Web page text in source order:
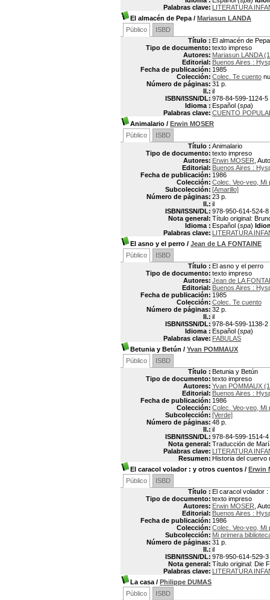
Palabras clave: LITERATURA
El almacén de Pepa / Mariasun LANDA
Público
ISBD
Título : El almacén de Pepa
Tipo de documento: texto impreso
Autores: Mariasun LANDA
Editorial: Buenos Aires :
Fecha de publicación: 1985
Colección: Colec. Te cuento
Número de páginas: 31 p.
Il.: il
ISBN/ISSN/DL: 978-84-599-1124-5
Idioma : Español (spa)
Palabras clave: CUENTO
Animalario / Erwin MOSER
Público
ISBD
Título : Animalario
Tipo de documento: texto impreso
Autores: Erwin MOSER ,
Editorial: Buenos Aires :
Fecha de publicación: 1986
Colección: Colec. Veo-veo, Mi
Subcolección: [Amarillo]
Número de páginas: 23 p.
Il.: il
ISBN/ISSN/DL: 978-950-614-524-8
Nota general: Título original:
Idioma : Español (spa)
Palabras clave: LITERATURA
El asno y el perro / Jean de LA FONTAINE
Público
ISBD
Título : El asno y el perro
Tipo de documento: texto impreso
Autores: Jean de LA
Editorial: Buenos Aires :
Fecha de publicación: 1985
Colección: Colec. Te cuento
Número de páginas: 32 p.
Il.: il
ISBN/ISSN/DL: 978-84-599-1138-2
Idioma : Español (spa)
Palabras clave: FABULAS
Betunia y Betún / Yvan POMMAUX
Público
ISBD
Título : Betunia y Betún
Tipo de documento: texto impreso
Autores: Yvan POMMAUX
Editorial: Buenos Aires :
Fecha de publicación: 1986
Colección: Colec. Veo-veo, Mi
Subcolección: [Verde]
Número de páginas: 48 p.
Il.: il
ISBN/ISSN/DL: 978-84-599-1514-4
Nota general: Traducción de
Palabras clave: LITERATURA
Resumen: Historia del cuervo
El caracol volador: y otros cuentos / Erwin
Público
ISBD
Título : El caracol volador
Tipo de documento: texto impreso
Autores: Erwin MOSER ,
Editorial: Buenos Aires :
Fecha de publicación: 1986
Colección: Colec. Veo-veo, Mi
Subcolección: Mi primera
Número de páginas: 31 p.
Il.: il
ISBN/ISSN/DL: 978-950-614-529-3
Nota general: Título original: Die
Palabras clave: LITERATURA
La casa / Philippe DUMAS
Público
ISBD